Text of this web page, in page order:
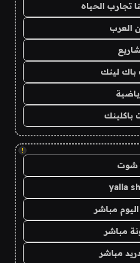
تجارب الحياه
العرب
باك لينك
باكلينك
!
شوت
yalla
مباشر
مباشر
مباشر